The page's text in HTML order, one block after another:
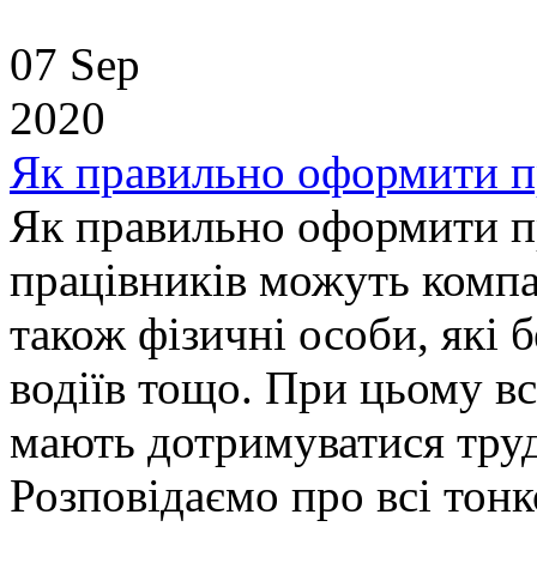
07 Sep
2020
Як правильно оформити
Як правильно оформити
працівників можуть
також фізичні особи, які
водіїв тощо. При цьому
мають дотримуватися
Розповідаємо про всі